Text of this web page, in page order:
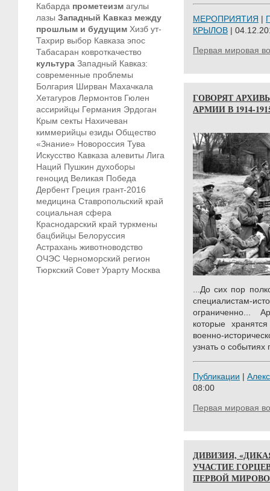
Кабарда прометеизм агулы
лазы Западный Кавказ между
прошлым и будущим Хизб ут-
Тахрир выбор Кавказа эпос
Табасаран ковроткачество
культура Западный Кавказ:
современные проблемы
Болгария Ширван Махачкала
Хетагуров Лермонтов Гюлен
ассирийцы Германия Эрдоган
Крым секты Нахичеван
киммерийцы езиды Общество
«Знание» Новороссия Тува
Искусство Кавказа алевиты Лига
Наций Пушкин духоборы
геноцид Великая Победа
Дербент Греция грант-2016
медицина Ставропольский край
социальная сфера
Краснодарский край туркмены
бацбийцы Белоруссия
Астрахань животноводство
ОЧЭС Черноморский регион
Тюркский Совет Урарту Москва
МЕРОПРИЯТИЯ |
КРЫЛОВ |
Первая мировая
ГОВОРЯТ
АРМИИ В 1914-
...До сих пор
специалистам-
ограниченно...
которые
военно-
узнать о событиях
Публикации |
08:00
Первая мировая
ДИВИЗИЯ,
УЧАСТИЕ
ПЕРВОЙ